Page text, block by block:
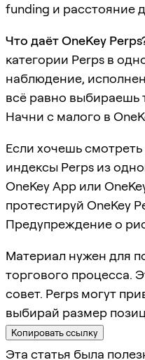
funding и расстояние
Что даёт OneKey
категории Perps в
наблюдение,
всё равно выбираешь
Начни с малого в
Если хочешь
индексы Perps из
OneKey App или
протестируй OneKey
Предупреждение о
Материал нужен для
торгового процесса.
совет. Perps могут
выбирай размер
Копировать ссылку
Эта статья была